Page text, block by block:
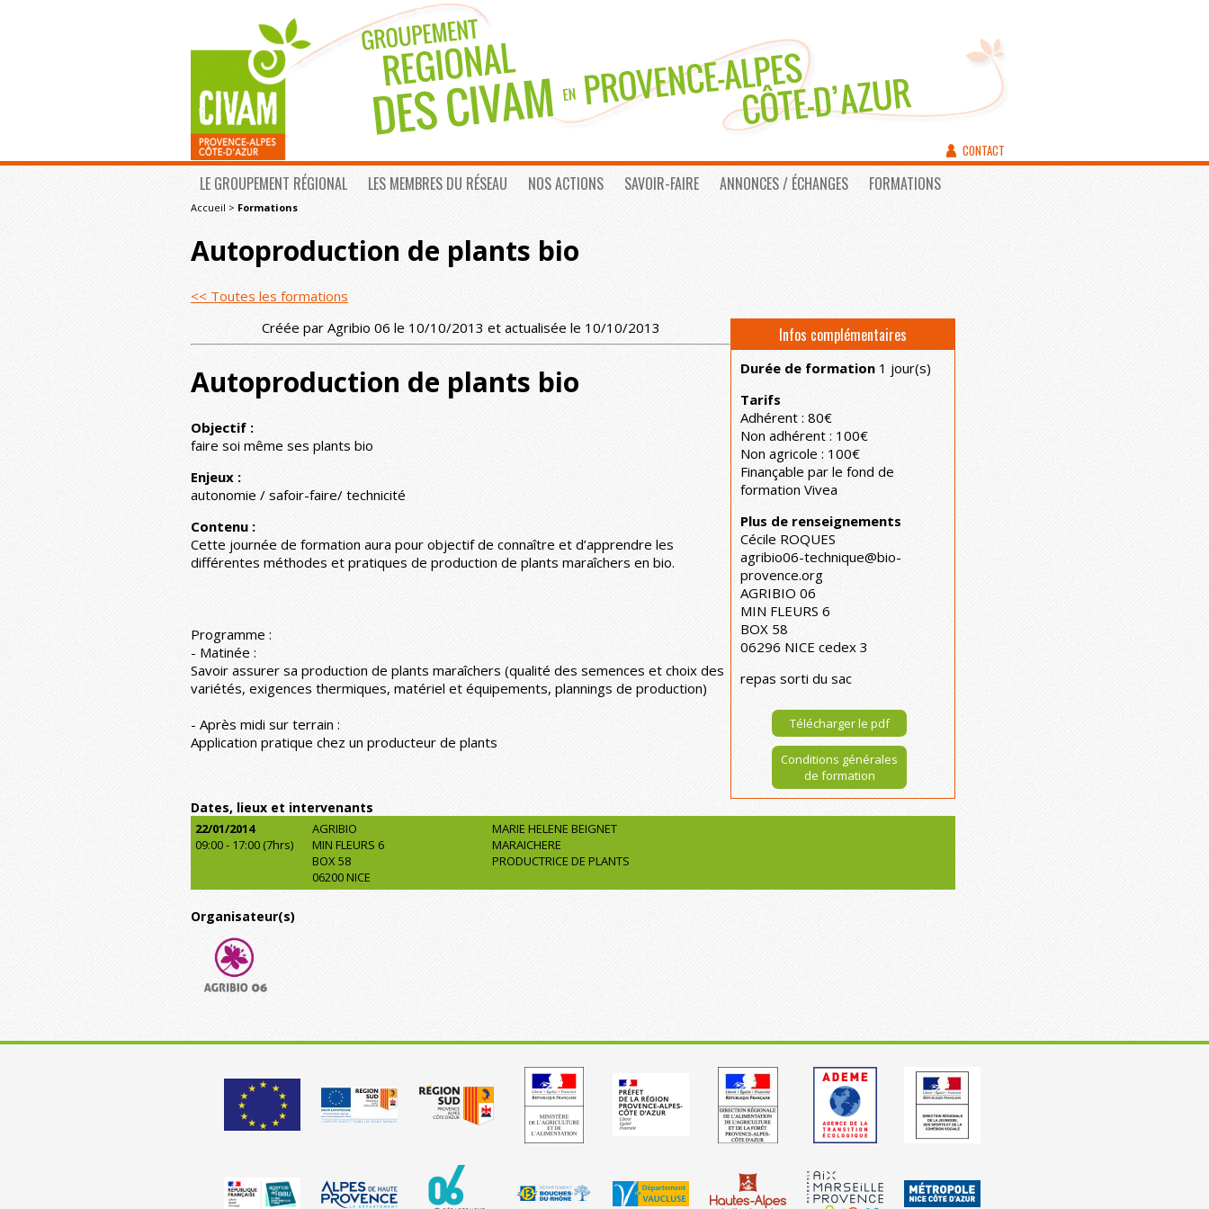
CONTACT
LE GROUPEMENT RÉGIONAL LES MEMBRES DU RÉSEAU NOS ACTIONS SAVOIR-FAIRE ANNONCES / ÉCHANGES FORMATIONS
Accueil > Formations
Autoproduction de plants bio
<< Toutes les formations
Créée par Agribio 06 le 10/10/2013 et actualisée le 10/10/2013
Autoproduction de plants bio
Objectif :
faire soi même ses plants bio
Enjeux :
autonomie / safoir-faire/ technicité
Contenu :
Cette journée de formation aura pour objectif de connaître et d’apprendre les
différentes méthodes et pratiques de production de plants maraîchers en bio.
Programme :
- Matinée :
Savoir assurer sa production de plants maraîchers (qualité des semences et choix des
variétés, exigences thermiques, matériel et équipements, plannings de production)
- Après midi sur terrain :
Application pratique chez un producteur de plants
Infos complémentaires
Durée de formation 1 jour(s)
Tarifs
Adhérent : 80€
Non adhérent : 100€
Non agricole : 100€
Finançable par le fond de
formation Vivea
Plus de renseignements
Cécile ROQUES
agribio06-technique@bio-
provence.org
AGRIBIO 06
MIN FLEURS 6
BOX 58
06296 NICE cedex 3
repas sorti du sac
Télécharger le pdf
Conditions générales
de formation
Dates, lieux et intervenants
22/01/2014
09:00 - 17:00 (7hrs)
AGRIBIO
MIN FLEURS 6
BOX 58
06200 NICE
MARIE HELENE BEIGNET
MARAICHERE
PRODUCTRICE DE PLANTS
Organisateur(s)